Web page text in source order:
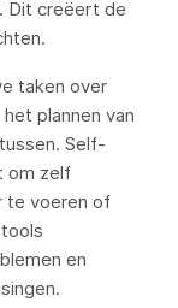
Dit creëert de
taken over
plannen van
Self-
om zelf
te voeren of
en